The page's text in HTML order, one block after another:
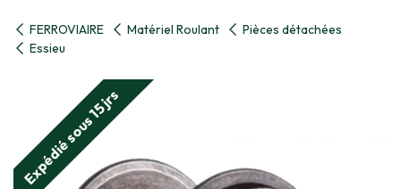
FERROVIAIRE Matériel Roulant
Pièces détachées
Essieu
Expédié sous 15 jrs